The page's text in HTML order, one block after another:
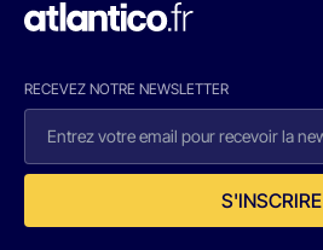
RECEVEZ NOTRE NEWSLETTER
S'INSCRIRE